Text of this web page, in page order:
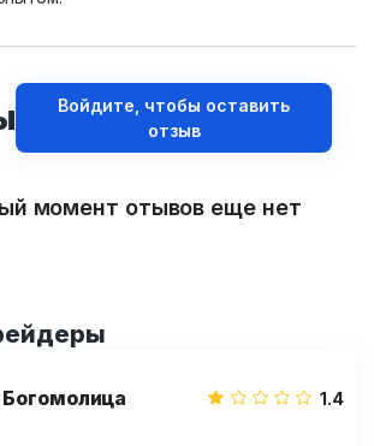
Войдите, чтобы оставить
отзыв
момент отывов еще нет
1.4